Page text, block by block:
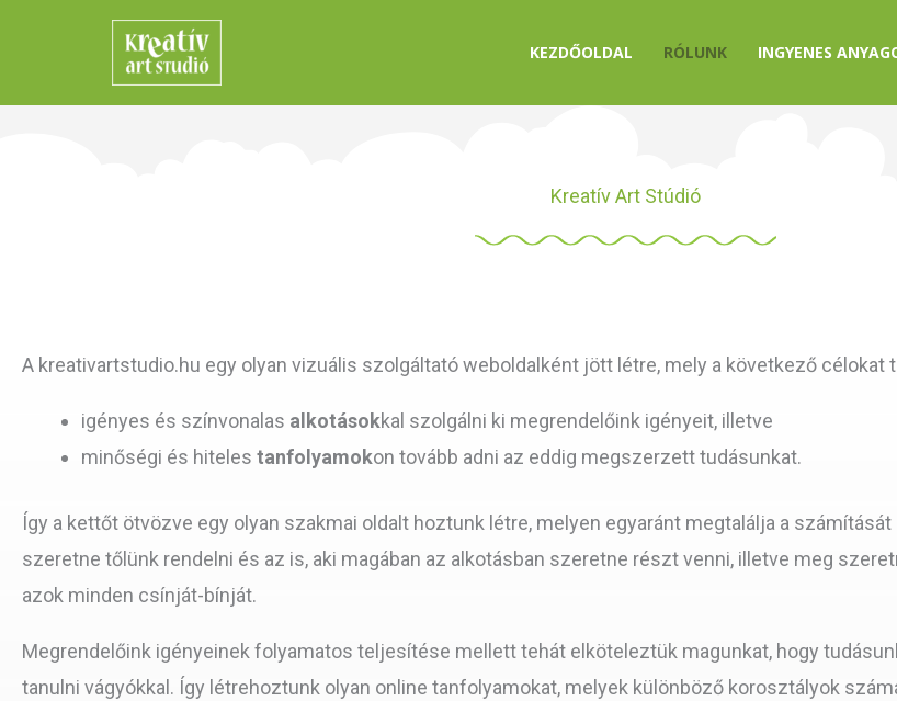
KEZDŐOLDAL RÓLUNK INGYENES
Kreatív Art Stúdió
A kreativartstudio.hu egy olyan vizuális szolgáltató weboldalként jött létre, mely a következő célokat
igényes és színvonalas alkotásokkal szolgálni ki megrendelőink igényeit, illetve
minőségi és hiteles tanfolyamokon tovább adni az eddig megszerzett tudásunkat.
Így a kettőt ötvözve egy olyan szakmai oldalt hoztunk létre, melyen egyaránt megtalálja a
szeretne tőlünk rendelni és az is, aki magában az alkotásban szeretne részt venni, illetve meg
azok minden csínját-bínját.
Megrendelőink igényeinek folyamatos teljesítése mellett tehát elköteleztük magunkat, hogy
tanulni vágyókkal. Így létrehoztunk olyan online tanfolyamokat, melyek különböző korosztályok